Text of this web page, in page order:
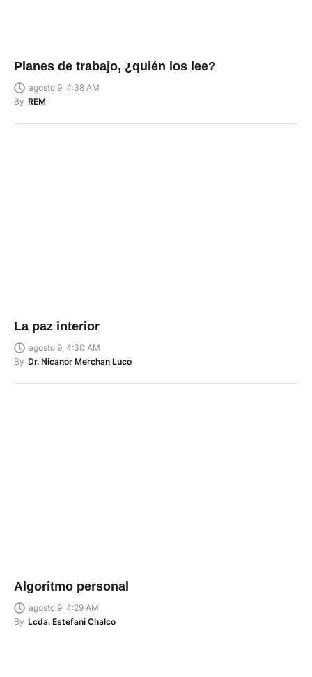
Planes de trabajo, ¿quién los lee?
agosto 9, 4:38 AM
By REM
La paz interior
agosto 9, 4:30 AM
By Dr. Nicanor Merchan Luco
Algoritmo personal
agosto 9, 4:29 AM
By Lcda. Estefani Chalco